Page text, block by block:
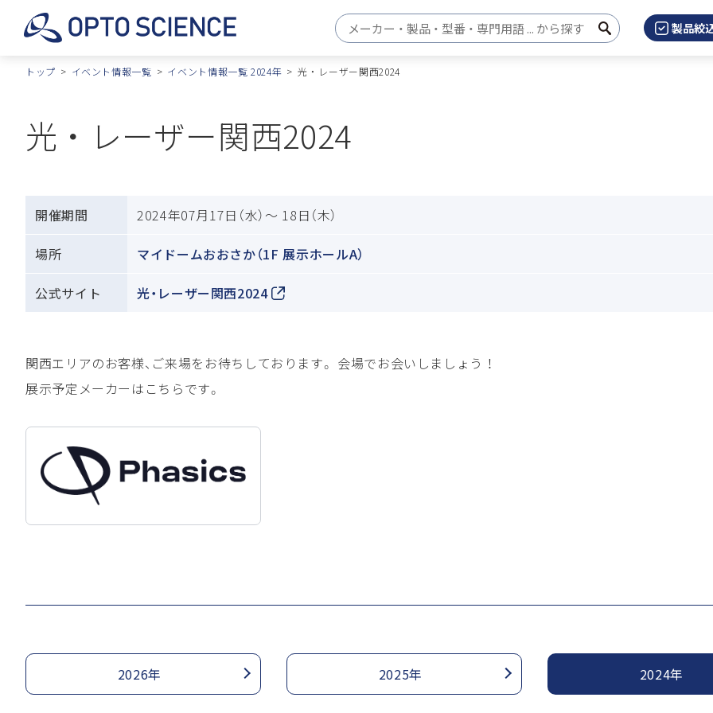
検索キーワード入力
検
製品絞
トップ イベント情報一覧 イベント情報一覧 2024年 光 ・ レーザー関西2024
光 ・ レーザー関西2024
開催期間 2024年07月17日（水）～ 18日（木）
場所 マイドームおおさか（1F 展示ホールA）
公式サイト 光・レーザー関西2024
関西エリアのお客様、ご来場をお待ちしております。 会場でお会いしましょう ！
展示予定メーカーはこちらです。
2026年 2025年 2024年